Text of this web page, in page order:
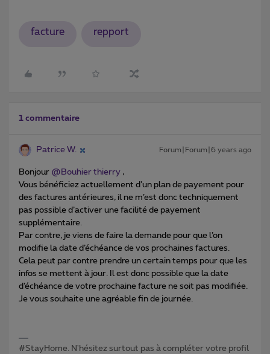
facture repport
1 commentaire
Patrice W. Forum|Forum|6 years ago
Bonjour @Bouhier thierry ,
Vous bénéficiez actuellement d’un plan de payement pour
des factures antérieures, il ne m’est donc techniquement
pas possible d’activer une facilité de payement
supplémentaire.
Par contre, je viens de faire la demande pour que l’on
modifie la date d’échéance de vos prochaines factures.
Cela peut par contre prendre un certain temps pour que les
infos se mettent à jour. Il est donc possible que la date
d’échéance de votre prochaine facture ne soit pas modifiée.
Je vous souhaite une agréable fin de journée.
#StayHome. N'hésitez surtout pas à compléter votre profil